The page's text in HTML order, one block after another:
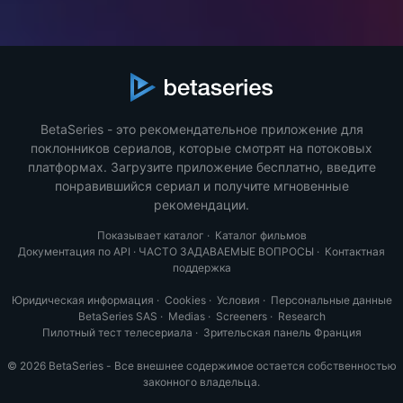
BetaSeries - это рекомендательное приложение для
поклонников сериалов, которые смотрят на потоковых
платформах. Загрузите приложение бесплатно, введите
понравившийся сериал и получите мгновенные
рекомендации.
Показывает каталог · Каталог фильмов
Документация по API · ЧАСТО ЗАДАВАЕМЫЕ ВОПРОСЫ · Контактная
поддержка
Юридическая информация · Cookies· Условия · Персональные данные
BetaSeries SAS · Medias· Screeners· Research
Пилотный тест телесериала · Зрительская панель Франция
© 2026 BetaSeries - Все внешнее содержимое остается собственностью
законного владельца.